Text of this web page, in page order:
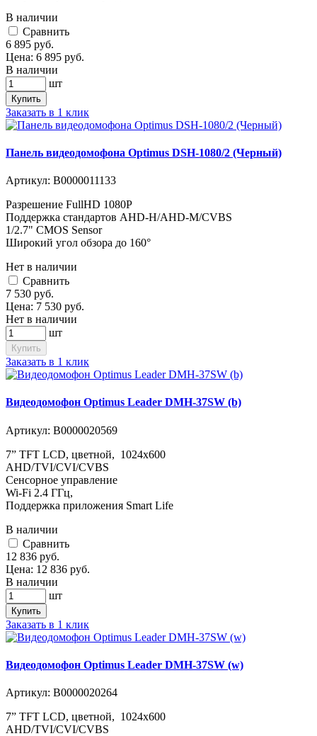
В наличии
Cравнить
6 895 руб.
Цена: 6 895 руб.
В наличии
шт
Купить
Заказать в 1 клик
Панель видеодомофона Optimus DSH-1080/2 (Черный)
Артикул: В0000011133
Разрешение FullHD 1080Р
Поддержка стандартов AHD-H/AHD-M/CVBS
1/2.7" CMOS Sensor
Широкий угол обзора до 160°
Нет в наличии
Cравнить
7 530 руб.
Цена: 7 530 руб.
Нет в наличии
шт
Купить
Заказать в 1 клик
Видеодомофон Optimus Leader DMH-37SW (b)
Артикул: В0000020569
7” TFT LCD, цветной, 1024x600
AHD/TVI/CVI/CVBS
Сенсорное управление
Wi-Fi 2.4 ГГц,
Поддержка приложения Smart Life
В наличии
Cравнить
12 836 руб.
Цена: 12 836 руб.
В наличии
шт
Купить
Заказать в 1 клик
Видеодомофон Optimus Leader DMH-37SW (w)
Артикул: В0000020264
7” TFT LCD, цветной, 1024x600
AHD/TVI/CVI/CVBS